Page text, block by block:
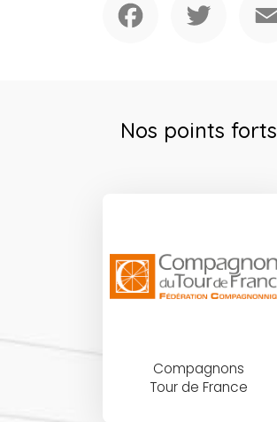
Nos points forts
Compagnons
Tour de France